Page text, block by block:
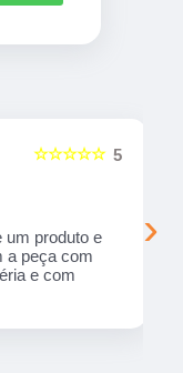
5
☆☆☆☆☆
um produto e
a peça com
e com
›